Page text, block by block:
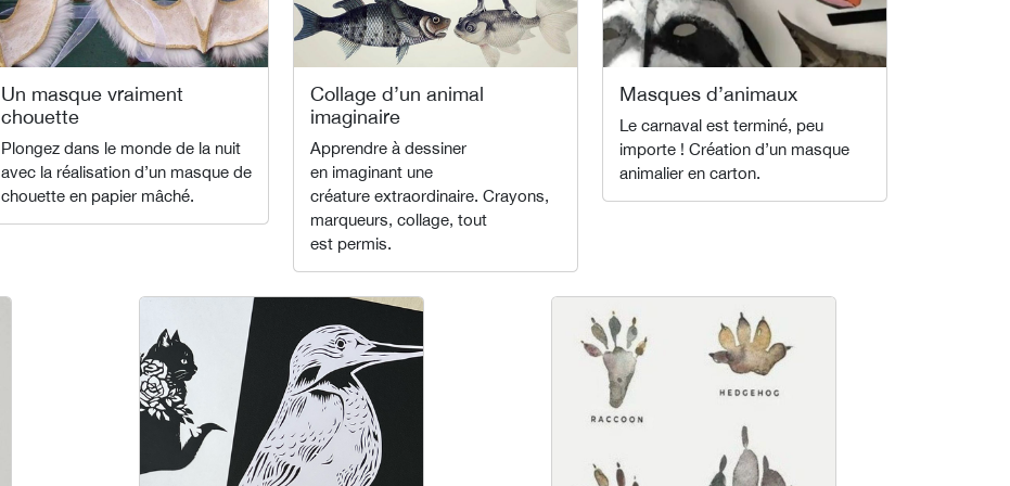
Un masque vraiment
chouette
Plongez dans le monde de la nuit
avec la réalisation d’un masque de
chouette en papier mâché.
Collage d’un animal
imaginaire
Apprendre à dessiner
en imaginant une
créature extraordinaire. Crayons,
marqueurs, collage, tout
est permis.
Masques d’animaux
Le carnaval est terminé, peu
importe ! Création d’un masque
animalier en carton.